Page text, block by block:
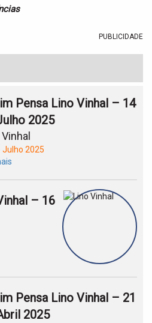
PUBLICIDADE
Pensa Lino Vinhal – 14
2025
Julho 2025
– 16
Pensa Lino Vinhal – 21
2025